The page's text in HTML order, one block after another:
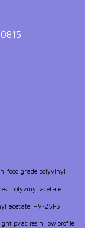
food grade polyvinyl
polyvinyl acetate
acetate HV-25FS
pvac resin low profile